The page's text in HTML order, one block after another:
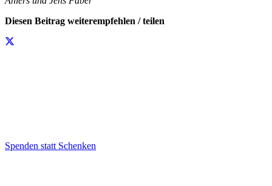
Diesen Beitrag weiterempfehlen / teilen
Spenden statt Schenken